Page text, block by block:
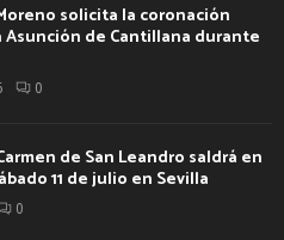
solicita la coronación
Asunción de Cantillana durante
0
de San Leandro saldrá en
11 de julio en Sevilla
0